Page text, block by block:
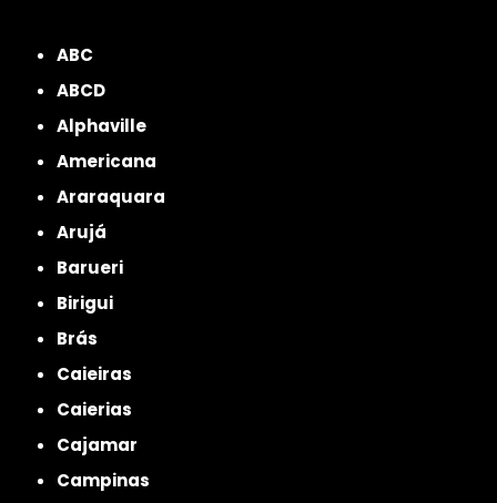
ABC
ABCD
Alphaville
Americana
Araraquara
Arujá
Barueri
Birigui
Brás
Caieiras
Caierias
Cajamar
Campinas